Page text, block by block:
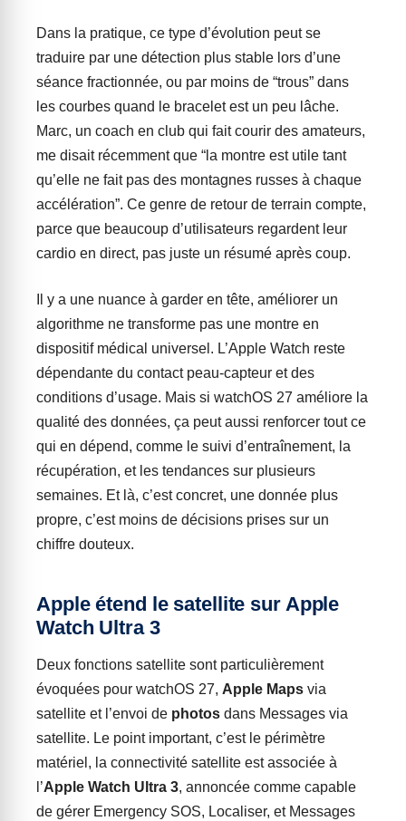
Dans la pratique, ce type d’évolution peut se
traduire par une détection plus stable lors d’une
séance fractionnée, ou par moins de “trous” dans
les courbes quand le bracelet est un peu lâche.
Marc, un coach en club qui fait courir des amateurs,
me disait récemment que “la montre est utile tant
qu’elle ne fait pas des montagnes russes à chaque
accélération”. Ce genre de retour de terrain compte,
parce que beaucoup d’utilisateurs regardent leur
cardio en direct, pas juste un résumé après coup.
Il y a une nuance à garder en tête, améliorer un
algorithme ne transforme pas une montre en
dispositif médical universel. L’Apple Watch reste
dépendante du contact peau-capteur et des
conditions d’usage. Mais si watchOS 27 améliore la
qualité des données, ça peut aussi renforcer tout ce
qui en dépend, comme le suivi d’entraînement, la
récupération, et les tendances sur plusieurs
semaines. Et là, c’est concret, une donnée plus
propre, c’est moins de décisions prises sur un
chiffre douteux.
Apple étend le satellite sur Apple
Watch Ultra 3
Deux fonctions satellite sont particulièrement
évoquées pour watchOS 27, Apple Maps via
satellite et l’envoi de photos dans Messages via
satellite. Le point important, c’est le périmètre
matériel, la connectivité satellite est associée à
l’Apple Watch Ultra 3, annoncée comme capable
de gérer Emergency SOS, Localiser, et Messages